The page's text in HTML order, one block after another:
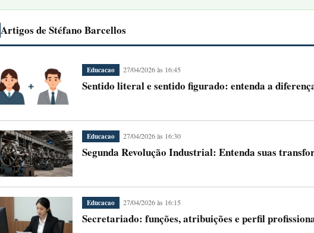
Artigos de Stéfano Barcellos
Educacao 27/04/2026 às 16:45
Sentido literal e sentido figurado: entenda a
Educacao 27/04/2026 às 16:30
Segunda Revolução Industrial: Entenda suas
Educacao 27/04/2026 às 16:15
Secretariado: funções, atribuições e perfil